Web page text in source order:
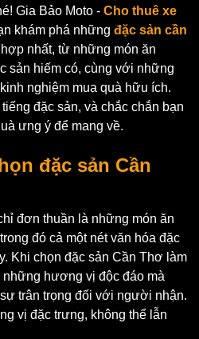
Gia Bảo Moto - Cho thuê xe
khám phá những đặc sản cần
nhất, từ những món ăn
sản hiếm có, cùng với những
nghiệm mua quà hữu ích.
đặc sản, và chắc chắn bạn
ưng ý để mang về.
đặc sản Cần
đơn thuần là những món ăn
đó cả một nét văn hóa đặc
Khi chọn đặc sản Cần Thơ làm
hương vị độc đáo mà
trân trọng đối với người nhận.
vị đặc trưng, không thể lẫn